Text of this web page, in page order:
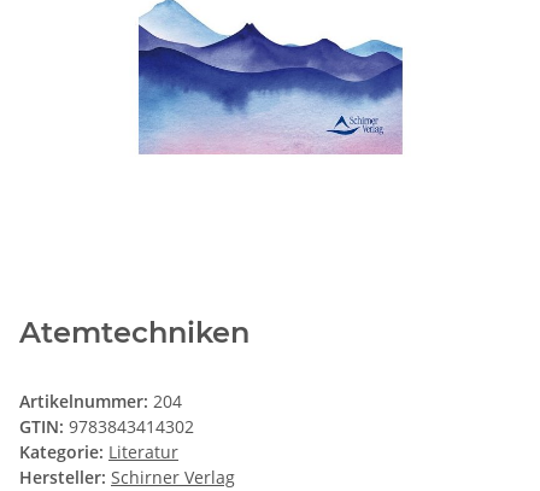
Atemtechniken
Artikelnummer: 204
GTIN: 9783843414302
Kategorie: Literatur
Hersteller: Schirner Verlag